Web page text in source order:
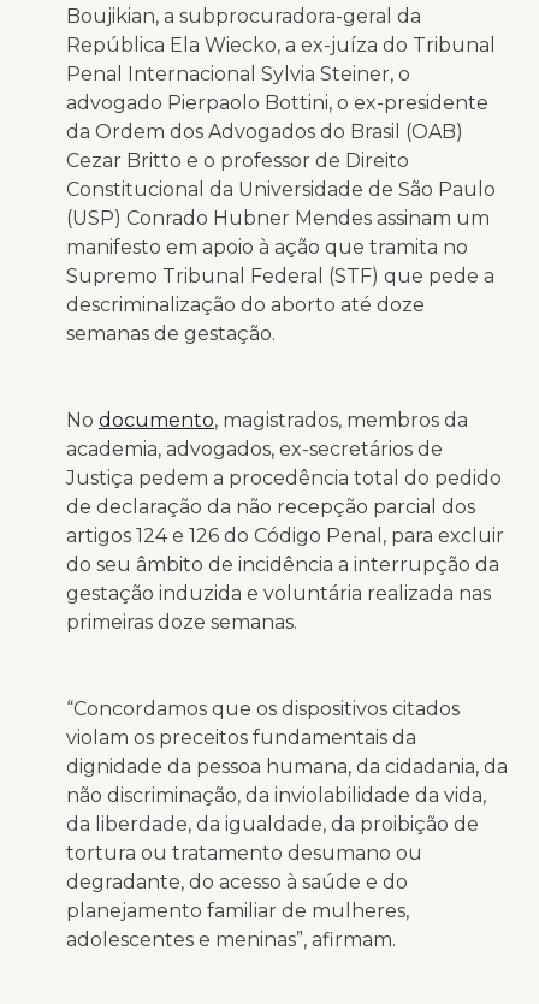
Boujikian, a subprocuradora-geral da
República Ela Wiecko, a ex-juíza do Tribunal
Penal Internacional Sylvia Steiner, o
advogado Pierpaolo Bottini, o ex-presidente
da Ordem dos Advogados do Brasil (OAB)
Cezar Britto e o professor de Direito
Constitucional da Universidade de São Paulo
(USP) Conrado Hubner Mendes assinam um
manifesto em apoio à ação que tramita no
Supremo Tribunal Federal (STF) que pede a
descriminalização do aborto até doze
semanas de gestação.
No documento, magistrados, membros da
academia, advogados, ex-secretários de
Justiça pedem a procedência total do pedido
de declaração da não recepção parcial dos
artigos 124 e 126 do Código Penal, para excluir
do seu âmbito de incidência a interrupção da
gestação induzida e voluntária realizada nas
primeiras doze semanas.
“Concordamos que os dispositivos citados
violam os preceitos fundamentais da
dignidade da pessoa humana, da cidadania, da
não discriminação, da inviolabilidade da vida,
da liberdade, da igualdade, da proibição de
tortura ou tratamento desumano ou
degradante, do acesso à saúde e do
planejamento familiar de mulheres,
adolescentes e meninas”, afirmam.